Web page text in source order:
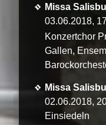
Missa
03.06.2018,
Konzertchor
Gallen,
Missa
02.06.2018,
Einsiedeln